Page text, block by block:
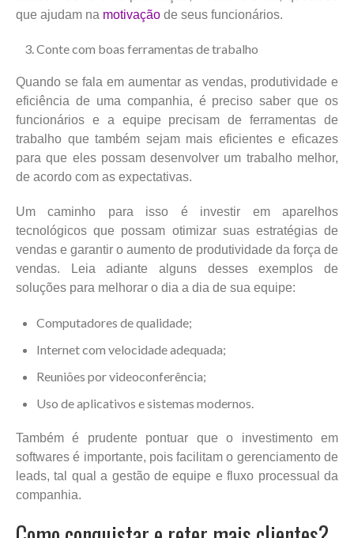
que ajudam na motivação de seus funcionários.
Conte com boas ferramentas de trabalho
Quando se fala em aumentar as vendas, produtividade e
eficiência de uma companhia, é preciso saber que os
funcionários e a equipe precisam de ferramentas de
trabalho que também sejam mais eficientes e eficazes
para que eles possam desenvolver um trabalho melhor,
de acordo com as expectativas.
Um caminho para isso é investir em aparelhos
tecnológicos que possam otimizar suas estratégias de
vendas e garantir o aumento de produtividade da força de
vendas. Leia adiante alguns desses exemplos de
soluções para melhorar o dia a dia de sua equipe:
Computadores de qualidade;
Internet com velocidade adequada;
Reuniões por videoconferência;
Uso de aplicativos e sistemas modernos.
Também é prudente pontuar que o investimento em
softwares é importante, pois facilitam o gerenciamento de
leads, tal qual a gestão de equipe e fluxo processual da
companhia.